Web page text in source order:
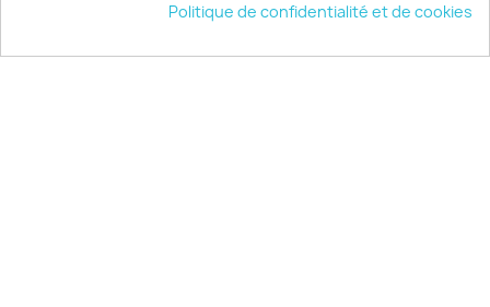
keyboard_arrow_down
© 2026 - choisistacoque.com
Politique de confidentialité et de cookies